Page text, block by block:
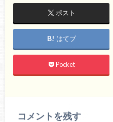
ポスト
はてブ
Pocket
コメントを残す